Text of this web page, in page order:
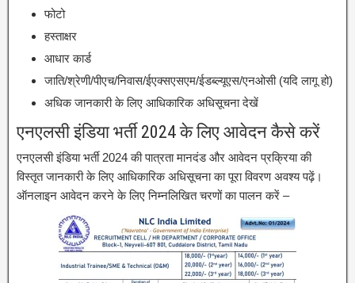
फोटो
हस्ताक्षर
आधार कार्ड
जाति/श्रेणी/पीएच/निवास/ईएक्सएसएम/ईडब्ल्यूएस/एनओसी (यदि लागू हो)
अधिक जानकारी के लिए आधिकारिक अधिसूचना देखें
एनएलसी इंडिया भर्ती 2024 के लिए आवेदन कैसे करें
एनएलसी इंडिया भर्ती 2024 की पात्रता मानदंड और आवेदन प्रक्रिया की
विस्तृत जानकारी के लिए आधिकारिक अधिसूचना का पूरा विवरण अवश्य पढ़ें।
ऑनलाइन आवेदन करने के लिए निम्नलिखित चरणों का पालन करें –